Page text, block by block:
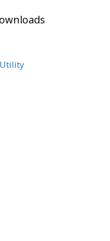
Utility